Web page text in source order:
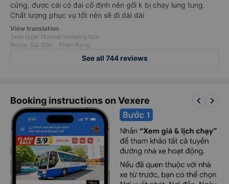
cứng, được cái có đai cố định nên gối k bị chạy lung tung.
Chất lượng phục vụ tốt nên sẽ đi dài dài
View translation
Seat type: Normal sleeping bus
Route: Sài Gòn - Phan Rang
See all 744 reviews
Booking instructions on Vexere keyboard_arrow_left keyboard_arrow_right